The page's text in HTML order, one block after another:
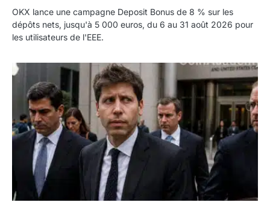
OKX lance une campagne Deposit Bonus de 8 % sur les
dépôts nets, jusqu'à 5 000 euros, du 6 au 31 août 2026 pour
les utilisateurs de l'EEE.
OpenAI demande le rejet de la plainte d’Apple et